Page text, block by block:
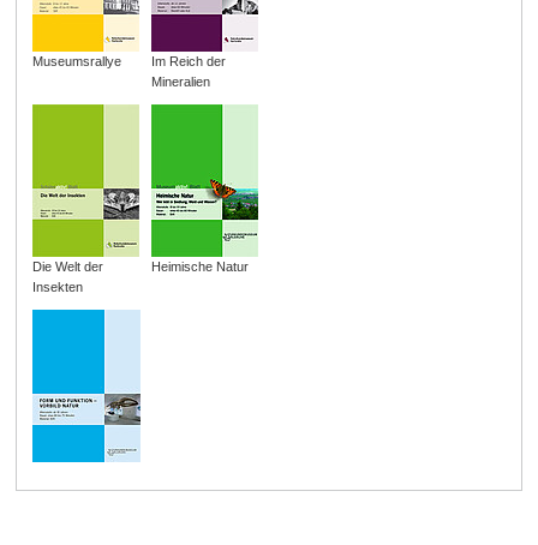
Museumsrallye
Im Reich der
Mineralien
Die Welt der
Insekten
Heimische Natur